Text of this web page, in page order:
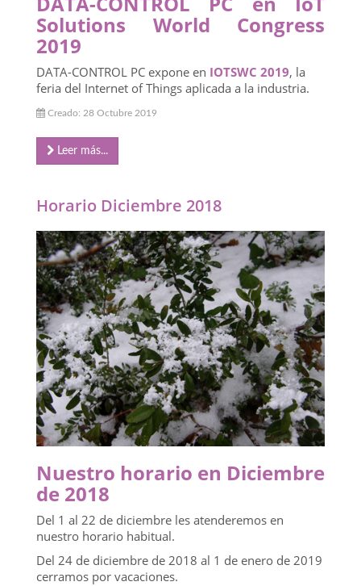
Solutions World Congress
2019
DATA-CONTROL PC expone en IOTSWC 2019, la
feria del Internet of Things aplicada a la industria.
Creado: 28 Octubre 2019
Leer más...
Horario Diciembre 2018
Nuestro horario en Diciembre
de 2018
Del 1 al 22 de diciembre les atenderemos en
nuestro horario habitual.
Del 24 de diciembre de 2018 al 1 de enero de 2019
cerramos por vacaciones.